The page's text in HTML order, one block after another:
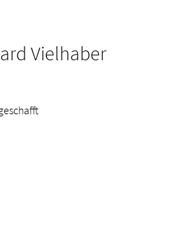
Vielhaber